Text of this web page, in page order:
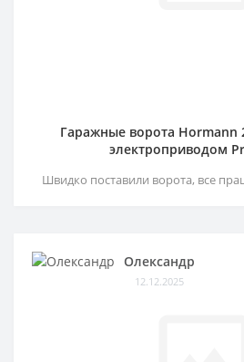
Гаражные ворота Hormann
электроприводом
Швидко поставили ворота, все
Олександр
12.12.2025